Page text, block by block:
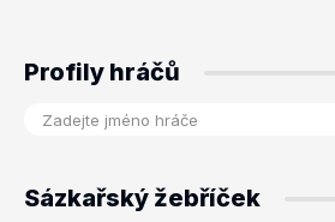
Profily hráčů
Sázkařský žebříček